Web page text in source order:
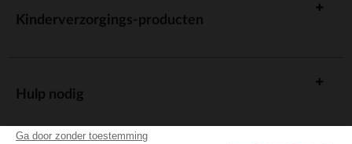
Ga door zonder toestemming
Kinderverzorgings-producten
Hulp nodig